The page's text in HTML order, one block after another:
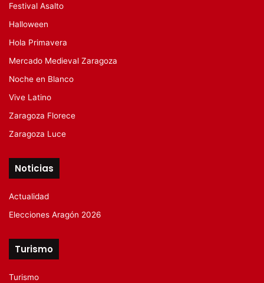
Festival Asalto
Halloween
Hola Primavera
Mercado Medieval Zaragoza
Noche en Blanco
Vive Latino
Zaragoza Florece
Zaragoza Luce
Noticias
Actualidad
Elecciones Aragón 2026
Turismo
Turismo